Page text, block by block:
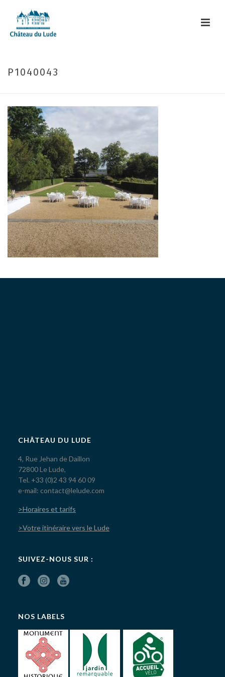
P1040043
CHÂTEAU DU LUDE
4, Rue Jehan de Daillon
72800 Le Lude,
Tel. +33 (0)2 43 94 60 09
e-mail: contact@lelude.com
>Horaires et tarifs
>Votre itinéraire vers le Lude
SUIVEZ-NOUS SUR :
NOS LABELS